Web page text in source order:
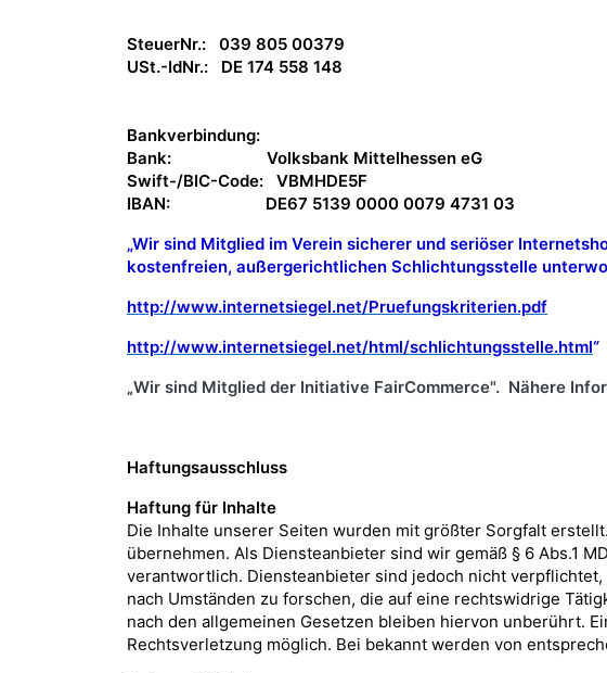
SteuerNr.: 039 805 00379
USt.-IdNr.: DE 174 558 148
Bankverbindung:
Bank: Volksbank Mittelhessen eG
Swift-/BIC-Code: VBMHDE5F
IBAN: DE67 5139 0000 0079 4731 03
„Wir sind Mitglied im Verein sicherer und seriöser
kostenfreien, außergerichtlichen Schlichtungsstelle
http://www.internetsiegel.net/Pruefungskriterien.pdf
http://www.internetsiegel.net/html/schlichtungsstelle.html“
„Wir sind Mitglied der Initiative FairCommerce". Nähere
Haftungsausschluss
Haftung für Inhalte
Die Inhalte unserer Seiten wurden mit größter Sorgfalt
übernehmen. Als Diensteanbieter sind wir gemäß § 6 Abs.1
verantwortlich. Diensteanbieter sind jedoch nicht
nach Umständen zu forschen, die auf eine rechtswidrige
nach den allgemeinen Gesetzen bleiben hiervon unberührt.
Rechtsverletzung möglich. Bei bekannt werden von